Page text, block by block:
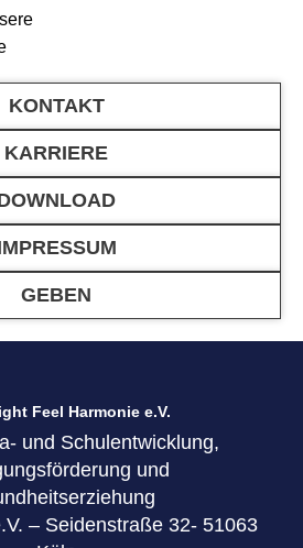
KONTAKT
KARRIERE
GEBEN
Feel Harmonie e.V.
und Schulentwicklung,
und
– Seidenstraße 32- 51063